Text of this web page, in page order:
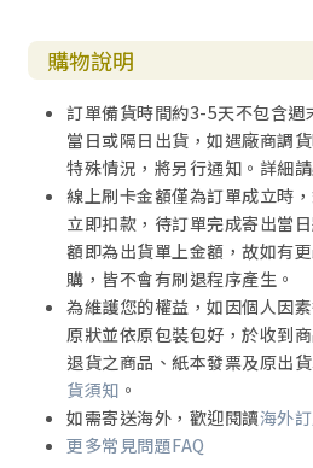
購物說明
訂單備貨時間約3-5天不包含週
當日或隔日出貨，如遇廠商調
特殊情況，將另行通知。詳細
線上刷卡金額僅為訂單成立時
立即扣款，待訂單完成寄出當
額即為出貨單上金額，故如有
購，皆不會有刷退程序產生。
為維護您的權益，如因個人因
原狀並依原包裝包好，於收到
退貨之商品、紙本發票及原出
貨須知 。
如需寄送海外，歡迎閱讀海外
更多常見問題FAQ